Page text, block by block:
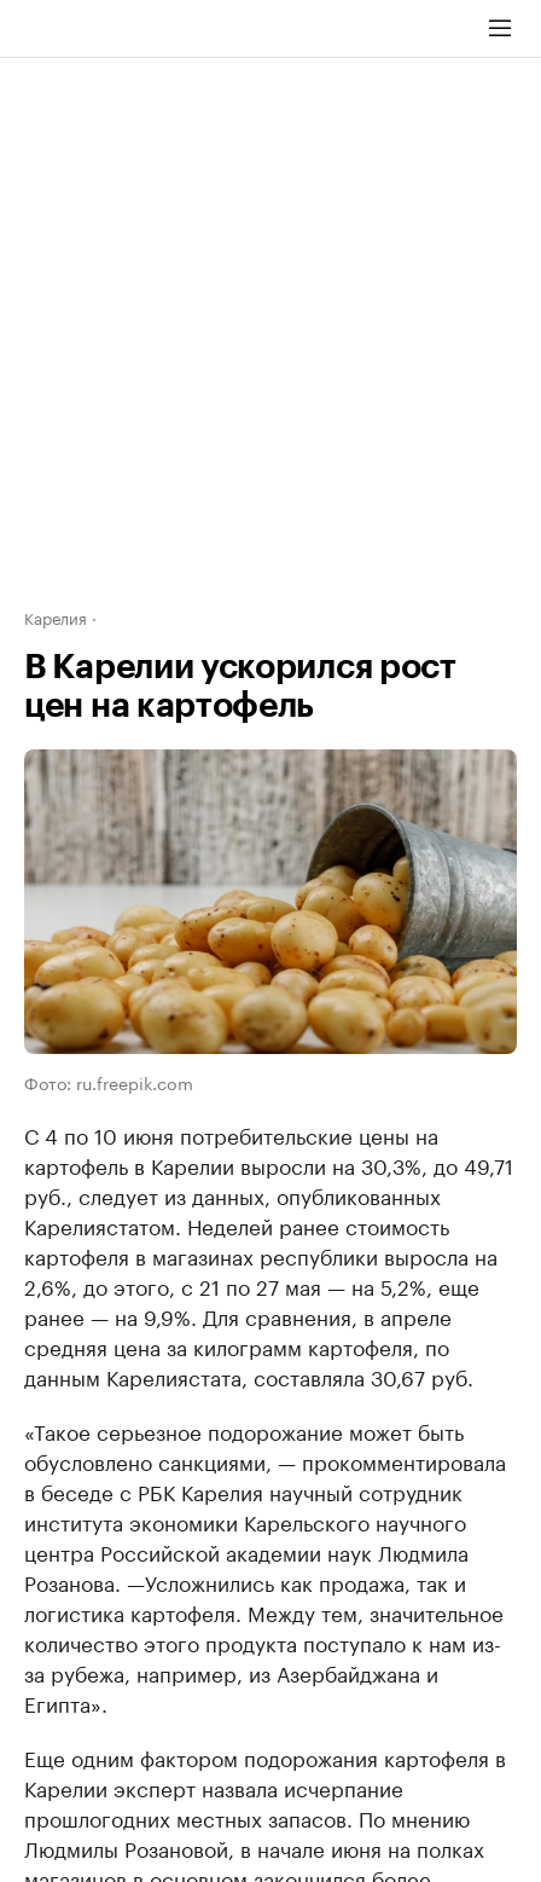
Карелия
В Карелии ускорился рост
цен на картофель
Фото: ru.freepik.com
С 4 по 10 июня потребительские цены на
картофель в Карелии выросли на 30,3%, до 49,71
руб., следует из данных, опубликованных
Карелиястатом. Неделей ранее стоимость
картофеля в магазинах республики выросла на
2,6%, до этого, с 21 по 27 мая — на 5,2%, еще
ранее — на 9,9%. Для сравнения, в апреле
средняя цена за килограмм картофеля, по
данным Карелиястата, составляла 30,67 руб.
«Такое серьезное подорожание может быть
обусловлено санкциями, — прокомментировала
в беседе с РБК Карелия научный сотрудник
института экономики Карельского научного
центра Российской академии наук Людмила
Розанова. —Усложнились как продажа, так и
логистика картофеля. Между тем, значительное
количество этого продукта поступало к нам из-
за рубежа, например, из Азербайджана и
Египта».
Еще одним фактором подорожания картофеля в
Карелии эксперт назвала исчерпание
прошлогодних местных запасов. По мнению
Людмилы Розановой, в начале июня на полках